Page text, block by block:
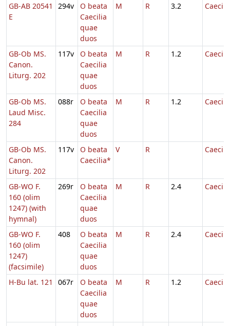
GB-AB 20541
E
294v
O beata
Caecilia
quae
duos
M R 3.2
GB-Ob MS.
Canon.
Liturg. 202
117v
O beata
Caecilia
quae
duos
M R 1.2
GB-Ob MS.
Laud Misc.
284
088r
O beata
Caecilia
quae
duos
M R 1.2
GB-Ob MS.
Canon.
Liturg. 202
117v
O beata
Caecilia*
V R
GB-WO F.
160 (olim
1247) (with
hymnal)
269r
O beata
Caecilia
quae
duos
M R 2.4
GB-WO F.
160 (olim
1247)
(facsimile)
408
O beata
Caecilia
quae
duos
M R 2.4
H-Bu lat. 121 067r
O beata
Caecilia
quae
duos
M R 1.2